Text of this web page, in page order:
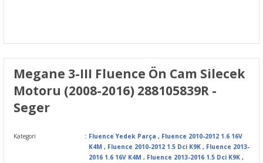
Megane 3-III Fluence Ön Cam Silecek
Motoru (2008-2016) 288105839R -
Seger
Kategori Fluence Yedek Parça , Fluence 2010-2012 1.6 16V
K4M , Fluence 2010-2012 1.5 Dci K9K , Fluence 2013-
2016 1.6 16V K4M , Fluence 2013-2016 1.5 Dci K9K ,